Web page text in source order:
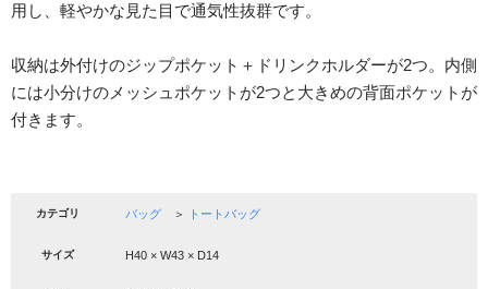
用し、軽やかな見た目で通気性抜群です。
収納は外付けのジップポケット＋ドリンクホルダーが2つ。内側
には小分けのメッシュポケットが2つと大きめの背面ポケットが
付きます。
カテゴリ バッグ ＞ トートバッグ
サイズ H40 × W43 × D14